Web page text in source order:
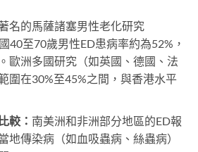
名的馬薩諸塞男性老化研究
40至70歲男性ED患病率約為52%，
歐洲多國研究（如英國、德國、法
圍在30%至45%之間，與香港水平
較： 南美洲和非洲部分地區的ED報
地傳染病（如血吸蟲病、絲蟲病）